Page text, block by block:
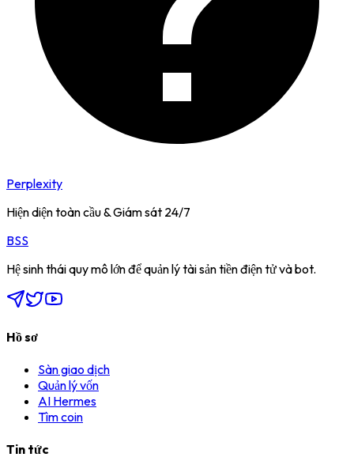
Perplexity
Hiện diện toàn cầu & Giám sát 24/7
BSS
Hệ sinh thái quy mô lớn để quản lý tài sản tiền điện tử và bot.
Hồ sơ
Sàn giao dịch
Quản lý vốn
AI Hermes
Tìm coin
Tin tức